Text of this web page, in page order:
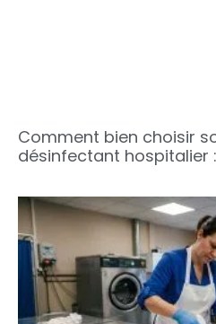
Comment bien choisir
désinfectant hospitalier